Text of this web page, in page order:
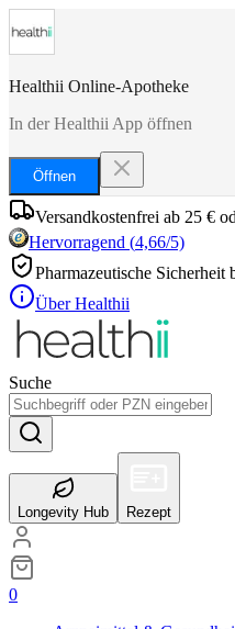
Healthii Online-Apotheke
In der Healthii App öffnen
Öffnen
Versandkostenfrei ab 25 €
Hervorragend (4,66/5)
Pharmazeutische Sicherheit
Über Healthii
Suche
Longevity Hub Rezept
0